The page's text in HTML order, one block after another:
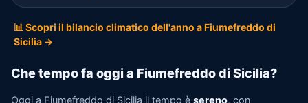
📊 Scopri il bilancio climatico dell'anno a Fiumefreddo di
Sicilia →
Che tempo fa oggi a Fiumefreddo di Sicilia?
Oggi a Fiumefreddo di Sicilia il tempo è sereno, con